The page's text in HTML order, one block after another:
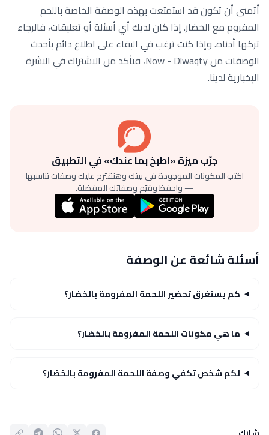
أتمنى أن تكون قد استمتعت بهذه الوصفة الخاصة باللحم
المفروم مع الخضار. إذا كان لديك أي أسئلة أو تعليقات، فالرجاء
تركها أدناه. وإذا كنت ترغب في البقاء على اطلاع دائم بأحدث
الوصفات من Now - Dlwaqty، فتأكد من الاشتراك في النشرة
الإخبارية لدينا.
جرّب ميزة «اطبخ بما عندك» في التطبيق
اكتب المكونات الموجودة في بيتك وهنقترح عليك وصفات تناسبها
— واحفظ وقيّم وصفاتك المفضلة.
أسئلة شائعة عن الوصفة
كم يستغرق تحضير اللحمة المفرومة بالخضار؟
ما هي مكونات اللحمة المفرومة بالخضار؟
لكم شخص تكفي وصفة اللحمة المفرومة بالخضار؟